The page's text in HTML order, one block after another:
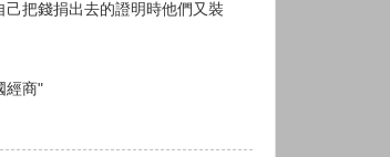
把錢捐出去的證明時他們又裝
經商"